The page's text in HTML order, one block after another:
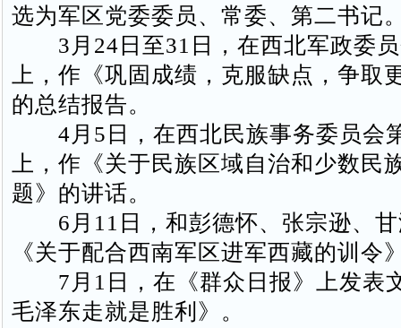
选为军区党委委员、常委、第二书记
3月24日至31日，在西北军政委员
上，作《巩固成绩，克服缺点，争取
的总结报告。
4月5日，在西北民族事务委员会
上，作《关于民族区域自治和少数民
题》的讲话。
6月11日，和彭德怀、张宗逊、甘
《关于配合西南军区进军西藏的训令
7月1日，在《群众日报》上发表
毛泽东走就是胜利》。